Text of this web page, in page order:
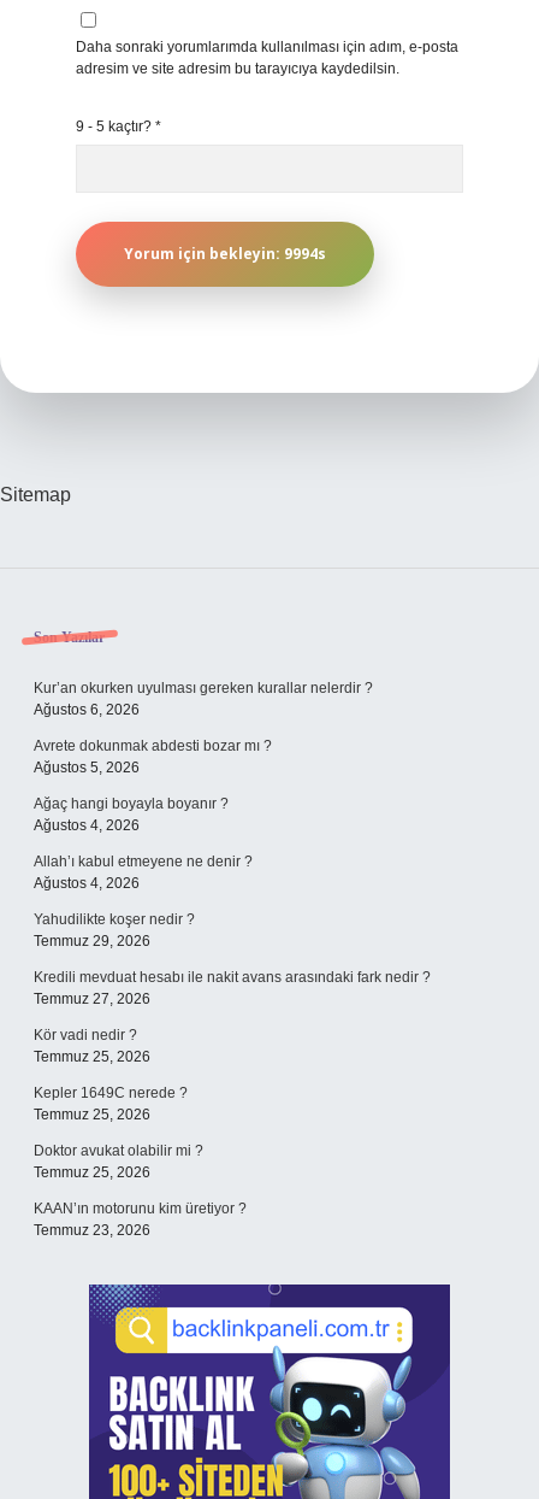
Daha sonraki yorumlarımda kullanılması için adım, e-posta
adresim ve site adresim bu tarayıcıya kaydedilsin.
9 - 5 kaçtır? *
Sitemap
Sidebar
Son Yazılar
Kur’an okurken uyulması gereken kurallar nelerdir ?
Ağustos 6, 2026
Avrete dokunmak abdesti bozar mı ?
Ağustos 5, 2026
Ağaç hangi boyayla boyanır ?
Ağustos 4, 2026
Allah’ı kabul etmeyene ne denir ?
Ağustos 4, 2026
Yahudilikte koşer nedir ?
Temmuz 29, 2026
Kredili mevduat hesabı ile nakit avans arasındaki fark nedir ?
Temmuz 27, 2026
Kör vadi nedir ?
Temmuz 25, 2026
Kepler 1649C nerede ?
Temmuz 25, 2026
Doktor avukat olabilir mi ?
Temmuz 25, 2026
KAAN’ın motorunu kim üretiyor ?
Temmuz 23, 2026